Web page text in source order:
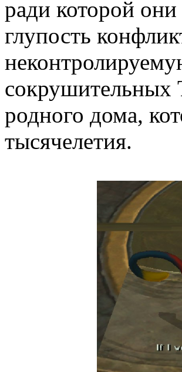
ради которой
глупость
сокрушительных
родного дома,
тысячелетия.